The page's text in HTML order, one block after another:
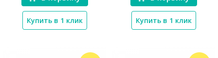
Купить в 1 клик Купить в 1 клик